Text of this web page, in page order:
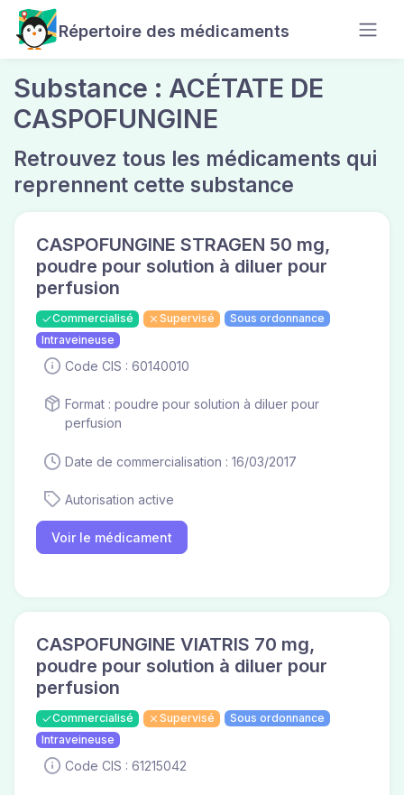
Répertoire des médicaments
Substance : ACÉTATE DE
CASPOFUNGINE
Retrouvez tous les médicaments qui
reprennent cette substance
CASPOFUNGINE STRAGEN 50 mg,
poudre pour solution à diluer pour
perfusion
Commercialisé Supervisé
Sous ordonnance
Intraveineuse
Code CIS : 60140010
Format : poudre pour solution à diluer pour
perfusion
Date de commercialisation : 16/03/2017
Autorisation active
Voir le médicament
CASPOFUNGINE VIATRIS 70 mg,
poudre pour solution à diluer pour
perfusion
Commercialisé Supervisé
Sous ordonnance
Intraveineuse
Code CIS : 61215042